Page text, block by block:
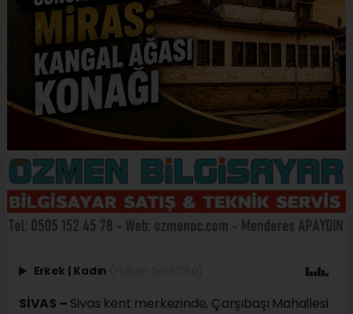
Erkek Kadın
SİVAS – Sivas kent merkezinde, Çarşıbaşı Mahallesi